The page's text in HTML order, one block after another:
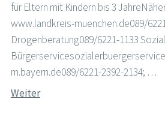
für Eltern mit Kindern bis 3
www.landkreis-muenchen.de089/
Drogenberatung089/6221-1133
m.bayern.de089/6221-2392-2134; …
Weiter